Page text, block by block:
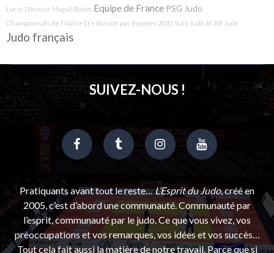
Lucie Décosse Magali Baton Equipe de France PSG Judo
Championnats de France 1re division par équipes 2020 Sucy Judo ACBB Judo
Judo français
SUIVEZ-NOUS !
Pratiquants avant tout le reste…L’Esprit du Judo, créé en
2005, c’est d’abord une communauté. Communauté par
l’esprit, communauté par le judo. Ce que vous vivez, vos
préoccupations et vos remarques, vos idées et vos succès…
Tout cela fait aussi la matière de notre travail. Parce que si